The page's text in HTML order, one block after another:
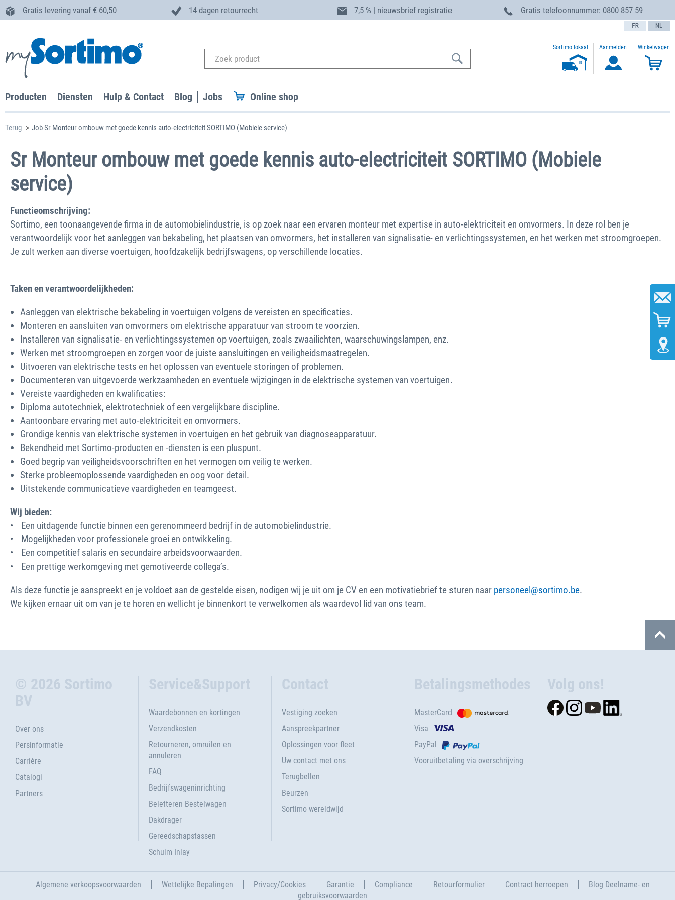
Gratis levering vanaf € 60,50 14 dagen retourrecht 7,5 % | nieuwsbrief registratie Gratis telefoonnummer: 0800 857 59
text.language
Sortimo lokaal Aanmelden Winkelwagen
Producten Diensten Hulp & Contact Blog Jobs Online shop
Terug Job Sr Monteur ombouw met goede kennis auto-electriciteit SORTIMO (Mobiele service)
Sr Monteur ombouw met goede kennis auto-electriciteit SORTIMO (Mobiele
service)
Functieomschrijving:
Sortimo, een toonaangevende firma in de automobielindustrie, is op zoek naar een ervaren monteur met expertise in auto-elektriciteit en omvormers. In deze rol ben je
verantwoordelijk voor het aanleggen van bekabeling, het plaatsen van omvormers, het installeren van signalisatie- en verlichtingssystemen, en het werken met stroomgroepen.
Je zult werken aan diverse voertuigen, hoofdzakelijk bedrijfswagens, op verschillende locaties.
Taken en verantwoordelijkheden:
Aanleggen van elektrische bekabeling in voertuigen volgens de vereisten en specificaties.
Monteren en aansluiten van omvormers om elektrische apparatuur van stroom te voorzien.
Installeren van signalisatie- en verlichtingssystemen op voertuigen, zoals zwaailichten, waarschuwingslampen, enz.
Werken met stroomgroepen en zorgen voor de juiste aansluitingen en veiligheidsmaatregelen.
Uitvoeren van elektrische tests en het oplossen van eventuele storingen of problemen.
Documenteren van uitgevoerde werkzaamheden en eventuele wijzigingen in de elektrische systemen van voertuigen.
Vereiste vaardigheden en kwalificaties:
Diploma autotechniek, elektrotechniek of een vergelijkbare discipline.
Aantoonbare ervaring met auto-elektriciteit en omvormers.
Grondige kennis van elektrische systemen in voertuigen en het gebruik van diagnoseapparatuur.
Bekendheid met Sortimo-producten en -diensten is een pluspunt.
Goed begrip van veiligheidsvoorschriften en het vermogen om veilig te werken.
Sterke probleemoplossende vaardigheden en oog voor detail.
Uitstekende communicatieve vaardigheden en teamgeest.
Wij bieden:
• Een uitdagende functie binnen een gerenommeerd bedrijf in de automobielindustrie.
• Mogelijkheden voor professionele groei en ontwikkeling.
• Een competitief salaris en secundaire arbeidsvoorwaarden.
• Een prettige werkomgeving met gemotiveerde collega’s.
Als deze functie je aanspreekt en je voldoet aan de gestelde eisen, nodigen wij je uit om je CV en een motivatiebrief te sturen naar personeel@sortimo.be.
We kijken ernaar uit om van je te horen en wellicht je binnenkort te verwelkomen als waardevol lid van ons team.
© 2026 Sortimo
BV
Over ons
Persinformatie
Carrière
Catalogi
Partners
Service&Support
Waardebonnen en kortingen
Verzendkosten
Retourneren, omruilen en
annuleren
FAQ
Bedrijfswageninrichting
Beletteren Bestelwagen
Dakdrager
Gereedschapstassen
Schuim Inlay
Contact
Vestiging zoeken
Aanspreekpartner
Oplossingen voor fleet
Uw contact met ons
Terugbellen
Beurzen
Sortimo wereldwijd
Betalingsmethodes
MasterCard
Visa
PayPal
Vooruitbetaling via overschrijving
Volg ons!
Algemene verkoopsvoorwaarden Wettelijke Bepalingen Privacy/Cookies Garantie Compliance Retourformulier Contract herroepen
Blog Deelname- en
gebruiksvoorwaarden